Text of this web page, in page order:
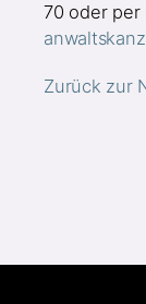
70 oder per
Zurück zur